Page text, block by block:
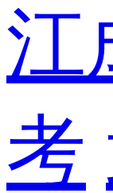
江
考